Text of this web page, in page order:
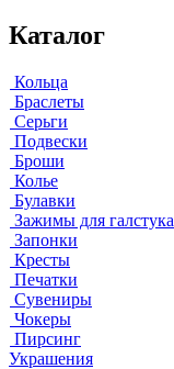
Каталог
Кольца
Браслеты
Серьги
Подвески
Броши
Колье
Булавки
Зажимы для галстука
Запонки
Кресты
Печатки
Сувениры
Чокеры
Пирсинг
Украшения